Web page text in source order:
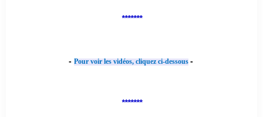
*******
- Pour voir les vidéos, cliquez ci-dessous -
*******